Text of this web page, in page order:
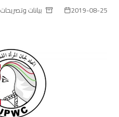
2019-08-25 بيانات وتصريحات